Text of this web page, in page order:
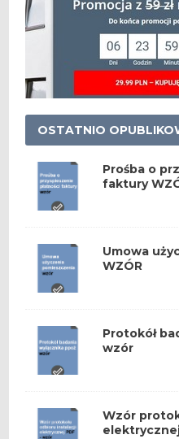
OSTATNIO
Prośba o
faktury
Umowa
WZÓR
Protokół
wzór
Wzór